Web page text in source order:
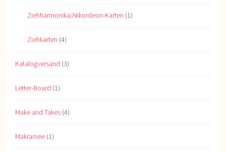
Ziehharmonika/Akkordeon-Karten (1)
Ziehkarten (4)
Katalogversand (3)
Letter-Board (1)
Make and Takes (4)
Makramee (1)